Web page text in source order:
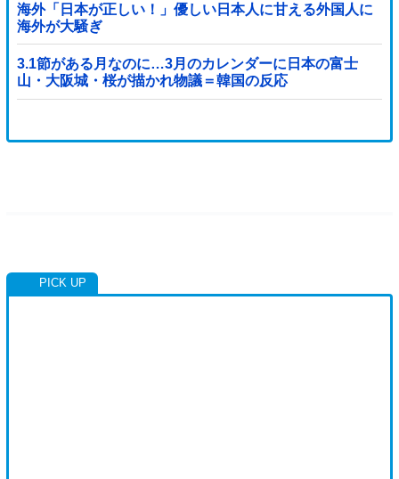
海外「日本が正しい！」優しい日本人に甘える外国人に
海外が大騒ぎ
3.1節がある月なのに…3月のカレンダーに日本の富士
山・大阪城・桜が描かれ物議＝韓国の反応